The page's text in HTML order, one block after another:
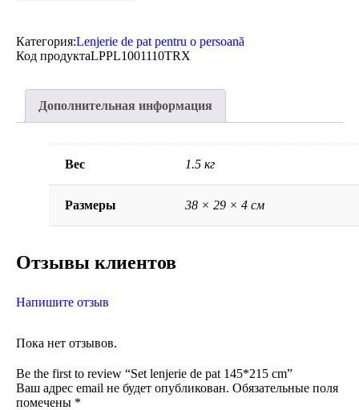
Категория:Lenjerie de pat pentru o persoană
Код продуктаLPPL1001110TRX
Дополнительная информация
Вес 1.5 кг
Размеры 38 × 29 × 4 см
Отзывы клиентов
Напишите отзыв
Пока нет отзывов.
Be the first to review “Set lenjerie de pat 145*215 cm”
Ваш адрес email не будет опубликован. Обязательные поля
помечены *